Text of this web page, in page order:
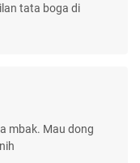
tata boga di
mbak. Mau dong